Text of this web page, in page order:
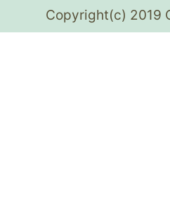
Copyright(c) 2019